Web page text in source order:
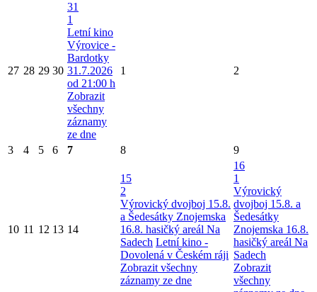
27 28 29 30
31
1
Letní kino
Výrovice -
Bardotky
31.7.2026
od 21:00 h
Zobrazit
všechny
záznamy
ze dne
1 2
3 4 5 6 7 8 9
10 11 12 13 14
15
2
Výrovický dvojboj 15.8.
a Šedesátky Znojemska
16.8. hasičký areál Na
Sadech Letní kino -
Dovolená v Českém ráji
Zobrazit všechny
záznamy ze dne
16
1
Výrovický
dvojboj 15.8. a
Šedesátky
Znojemska 16.8.
hasičký areál Na
Sadech
Zobrazit
všechny